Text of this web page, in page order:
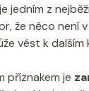
jedním z
že něco není
vést k
příznakem je